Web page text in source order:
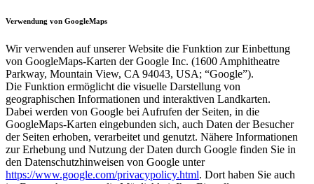
Verwendung von GoogleMaps
Wir verwenden auf unserer Website die Funktion zur Einbettung
von GoogleMaps-Karten der Google Inc. (1600 Amphitheatre
Parkway, Mountain View, CA 94043, USA; “Google”).
Die Funktion ermöglicht die visuelle Darstellung von
geographischen Informationen und interaktiven Landkarten.
Dabei werden von Google bei Aufrufen der Seiten, in die
GoogleMaps-Karten eingebunden sich, auch Daten der Besucher
der Seiten erhoben, verarbeitet und genutzt. Nähere Informationen
zur Erhebung und Nutzung der Daten durch Google finden Sie in
den Datenschutzhinweisen von Google unter
https://www.google.com/privacypolicy.html. Dort haben Sie auch